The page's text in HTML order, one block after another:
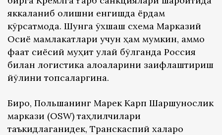
яккаланиб қолишни енгишда ёрдам
кўрсатмоқда. Шунга ўхшаш схема Марказий
Осиё мамлакатлари учун ҳам мумкин, аммо
фақат сиёсий муҳит қулай бўлганда Россия
билан логистика алоқаларини заифлаштириш
йўлини топсаларгина.
Бироқ, Польшанинг Марек Карп Шарқшунослик
маркази (ОSW) таҳлилчилари
таъкидлаганидек, Транскаспий халқаро